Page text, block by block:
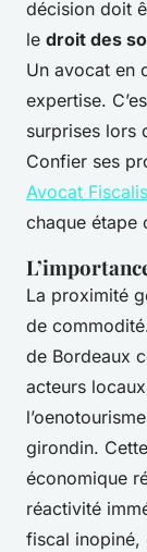
décision doit
le droit des
Un avocat en
expertise.
surprises lors
Confier ses
Avocat
chaque étape
La proximité
de
de Bordeaux
acteurs
girondin.
économique
réactivité
fiscal inopiné,